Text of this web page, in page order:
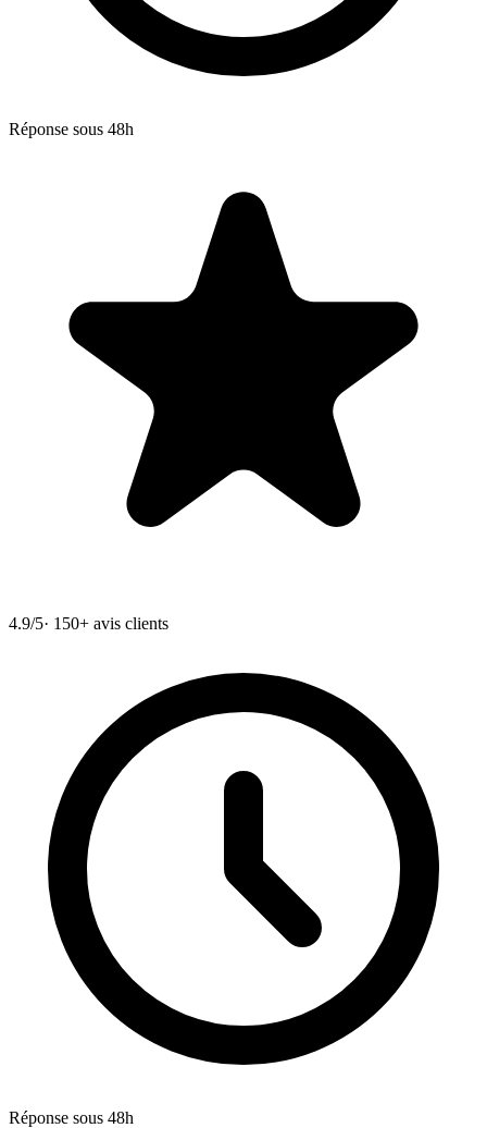
Réponse sous 48h
4.9/5· 150+ avis clients
Réponse sous 48h